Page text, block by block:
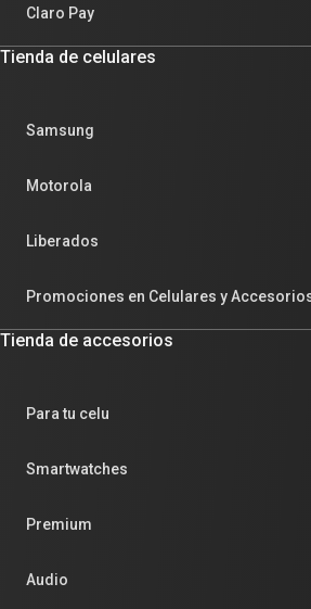
Claro Pay
Tienda de celulares
Samsung
Motorola
Liberados
Promociones en Celulares y
Tienda de accesorios
Para tu celu
Smartwatches
Premium
Audio